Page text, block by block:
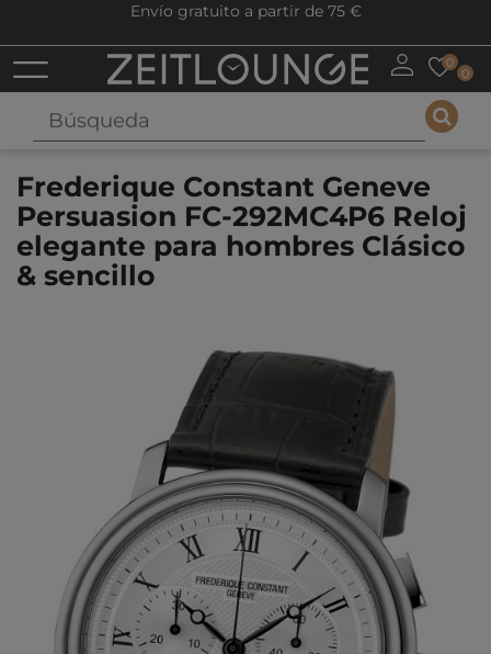
Envío gratuito a partir de 75 €
0
0
Frederique Constant Geneve
Persuasion FC-292MC4P6 Reloj
elegante para hombres Clásico
& sencillo